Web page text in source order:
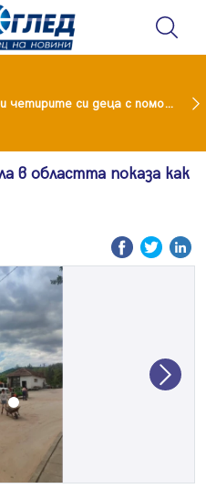
Майка уби четирите си деца с помощта на баба им, след което се самоуби
в областта показа как
Next